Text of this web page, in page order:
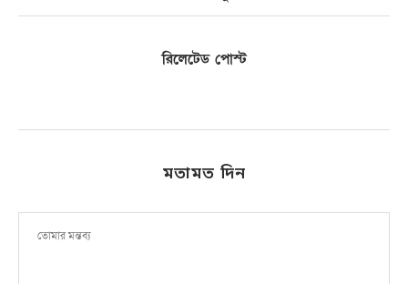
রিলেটেড পোস্ট
মতামত দিন